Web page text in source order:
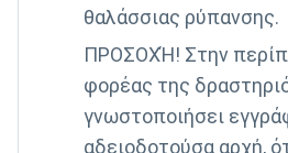
θαλάσσιας ρύπανσης.
ΠΡΟΣΟΧΉ! Στην
φορέας της
γνωστοποιήσει
αδειοδοτούσα αρχή,